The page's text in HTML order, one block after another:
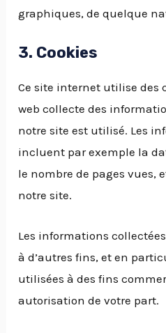
graphiques, de quelque
3. Cookies
Ce site internet utilise des
web collecte des
notre site est utilisé. Les
incluent par exemple la
le nombre de pages vues,
notre site.
Les informations
à d’autres fins, et en
utilisées à des fins
autorisation de votre part.